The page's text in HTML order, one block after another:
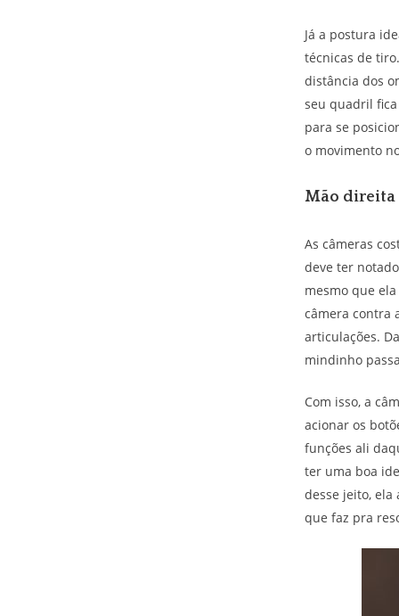
Já a postura
técnicas de
distância dos
seu quadril
para se
o movimento
Mão direita
As câmeras
deve ter
mesmo que
câmera contra
articulações.
mindinho
Com isso, a
acionar os
funções ali
ter uma boa
desse jeito, ela
que faz pra